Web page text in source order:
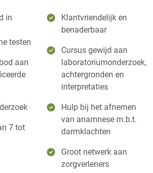
in
testen
aan
7 tot
Klantvriendelijk en
benaderbaar
Cursus gewijd aan
laboratoriumonderzoek,
achtergronden en
interpretaties
Hulp bij het afnemen
van anamnese m.b.t.
darmklachten
Groot netwerk aan
zorgverleners